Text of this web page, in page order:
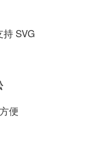
SVG
便